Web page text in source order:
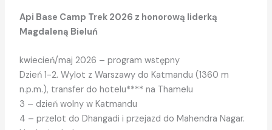
Api Base Camp Trek 2026 z honorową liderką
Magdaleną Bieluń
kwiecień/maj 2026 – program wstępny
Dzień 1-2. Wylot z Warszawy do Katmandu (1360 m
n.p.m.), transfer do hotelu**** na Thamelu
3 – dzień wolny w Katmandu
4 – przelot do Dhangadi i przejazd do Mahendra Nagar.